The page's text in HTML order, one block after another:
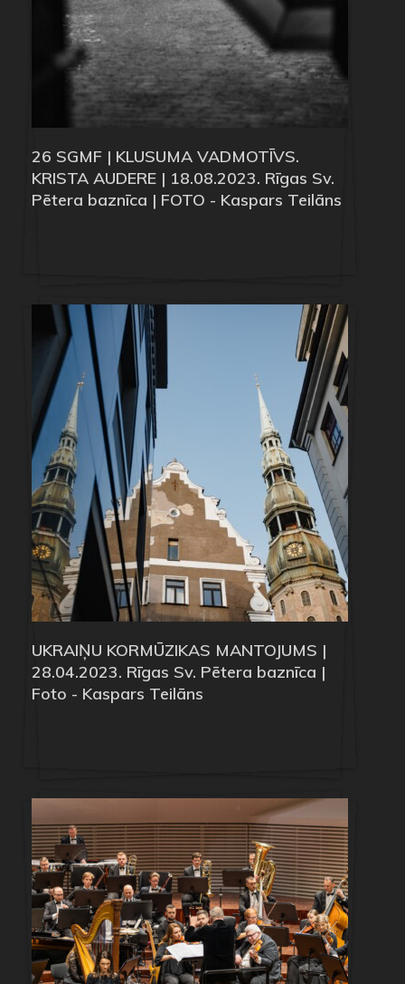
26 SGMF | KLUSUMA VADMOTĪVS.
KRISTA AUDERE | 18.08.2023. Rīgas Sv.
Pētera baznīca | FOTO - Kaspars Teilāns
UKRAIŅU KORMŪZIKAS MANTOJUMS |
28.04.2023. Rīgas Sv. Pētera baznīca |
Foto - Kaspars Teilāns